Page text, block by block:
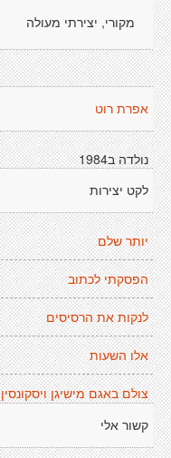
מקורי, יצירתי מעולה
אפרת רוט
נולדה ב1984
לקט יצירות
יותר שלם
הפסקתי לכתוב
לנקות את הרסיסים
אלו השעות
צולם באגם מישיגן ויסקונסין
קשור אלי